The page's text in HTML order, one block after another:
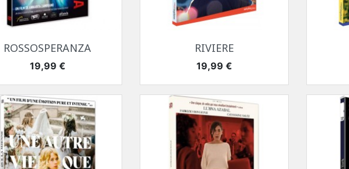
Aperçu rapide
ROSSOSPERANZA
Prix
19,99 €
Aperçu rapide
RIVIERE
Prix
19,99 €